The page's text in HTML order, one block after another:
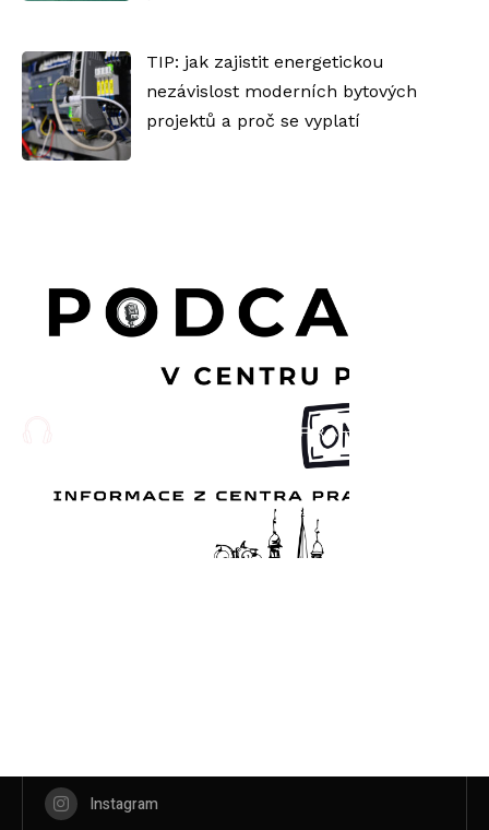
TIP: jak zajistit energetickou
nezávislost moderních bytových
projektů a proč se vyplatí
Instagram